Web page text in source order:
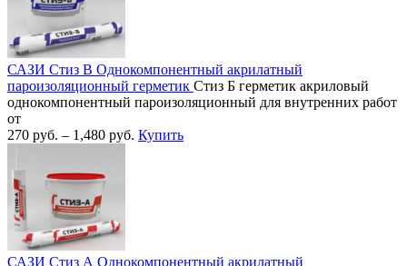
САЗИ Стиз В Однокомпонентный акрилатный
пароизоляционный герметик Стиз Б герметик акриловый
однокомпонентный пароизоляционный для внутренних работ
от
270 руб. – 1,480 руб. Купить
САЗИ Стиз А Однокомпонентный акрилатный